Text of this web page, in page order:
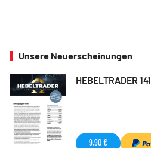
Unsere Neuerscheinungen
HEBELTRADER
9,90 €